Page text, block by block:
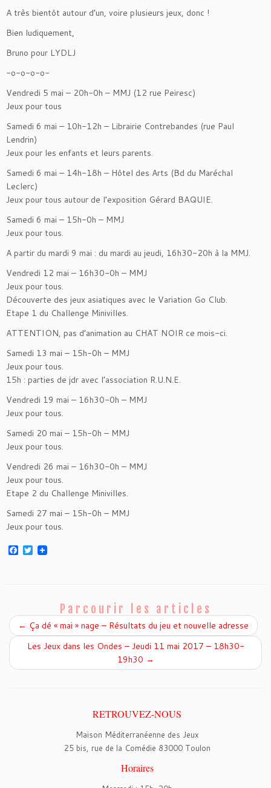
A très bientôt autour d’un, voire plusieurs jeux, donc !
Bien ludiquement,
Bruno pour LYDLJ
-o-o-o-o-
Vendredi 5 mai – 20h-0h – MMJ (12 rue Peiresc)
Jeux pour tous
Samedi 6 mai – 10h-12h – Librairie Contrebandes (rue Paul
Lendrin)
Jeux pour les enfants et leurs parents.
Samedi 6 mai – 14h-18h – Hôtel des Arts (Bd du Maréchal
Leclerc)
Jeux pour tous autour de l’exposition Gérard BAQUIE.
Samedi 6 mai – 15h-0h – MMJ
Jeux pour tous.
A partir du mardi 9 mai : du mardi au jeudi, 16h30-20h à la MMJ.
Vendredi 12 mai – 16h30-0h – MMJ
Jeux pour tous.
Découverte des jeux asiatiques avec le Variation Go Club.
Etape 1 du Challenge Minivilles.
ATTENTION, pas d’animation au CHAT NOIR ce mois-ci.
Samedi 13 mai – 15h-0h – MMJ
Jeux pour tous.
15h : parties de jdr avec l’association R.U.N.E.
Vendredi 19 mai – 16h30-0h – MMJ
Jeux pour tous.
Samedi 20 mai – 15h-0h – MMJ
Jeux pour tous.
Vendredi 26 mai – 16h30-0h – MMJ
Jeux pour tous.
Etape 2 du Challenge Minivilles.
Samedi 27 mai – 15h-0h – MMJ
Jeux pour tous.
F
k
T
w
Parcourir les articles
← Ça dé « mai » nage – Résultats du jeu et nouvelle adresse
Les Jeux dans les Ondes – Jeudi 11 mai 2017 – 18h30-
19h30 →
RETROUVEZ-NOUS
Maison Méditerranéenne des Jeux
25 bis, rue de la Comédie 83000 Toulon
Horaires